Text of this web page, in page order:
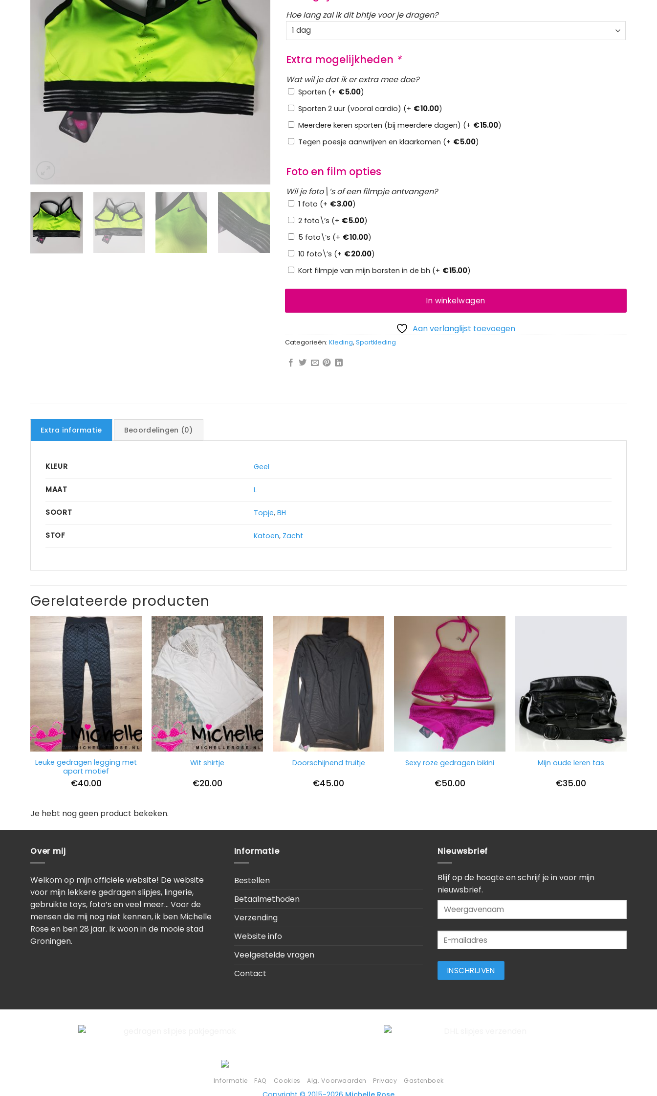
Hoe lang zal ik dit bhtje voor je dragen?
Extra mogelijkheden *
Wat wil je dat ik er extra mee doe?
Sporten (+ €5.00)
Sporten 2 uur (vooral cardio) (+ €10.00)
Meerdere keren sporten (bij meerdere dagen) (+ €15.00)
Tegen poesje aanwrijven en klaarkomen (+ €5.00)
Foto en film opties
Wil je foto\’s of een filmpje ontvangen?
1 foto (+ €3.00)
2 foto\’s (+ €5.00)
5 foto\’s (+ €10.00)
10 foto\’s (+ €20.00)
Kort filmpje van mijn borsten in de bh (+ €15.00)
In winkelwagen
Aan verlanglijst toevoegen
Categorieën: Kleding, Sportkleding
Extra informatie Beoordelingen (0)
KLEUR Geel
MAAT L
SOORT Topje,BH
STOF Katoen, Zacht
Gerelateerde producten
Leuke gedragen legging met
apart motief
€40.00
Wit shirtje
€20.00
Doorschijnend truitje
€45.00
Sexy roze gedragen bikini
€50.00
Mijn oude leren tas
€35.00
Je hebt nog geen product bekeken.
Over mij
Welkom op mijn officiële website! De website
voor mijn lekkere gedragen slipjes, lingerie,
gebruikte toys, foto’s en veel meer… Voor de
mensen die mij nog niet kennen, ik ben Michelle
Rose en ben 28 jaar. Ik woon in de mooie stad
Groningen.
Informatie
Bestellen
Betaalmethoden
Verzending
Website info
Veelgestelde vragen
Contact
Nieuwsbrief
Blijf op de hoogte en schrijf je in voor mijn
nieuwsbrief.
Informatie FAQ Cookies Alg. Voorwaarden Privacy Gastenboek